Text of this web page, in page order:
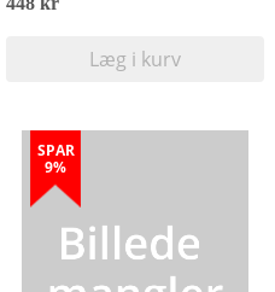
Læg i kurv
SPAR
9%